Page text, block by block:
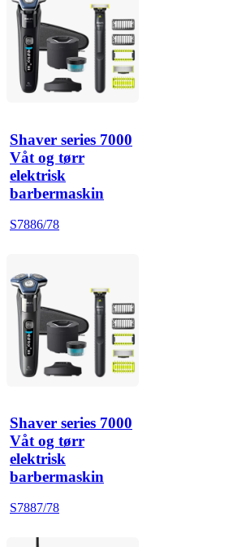
Shaver series 7000
Våt og tørr
elektrisk
barbermaskin
S7886/78
Shaver series 7000
Våt og tørr
elektrisk
barbermaskin
S7887/78